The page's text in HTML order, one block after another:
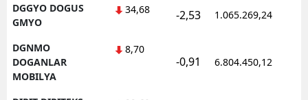
DGGYO DOGUS
GMYO
34,68 -2,53 1.065.269,24
DGNMO
DOGANLAR
MOBILYA
8,70
-0,91 6.804.450,12